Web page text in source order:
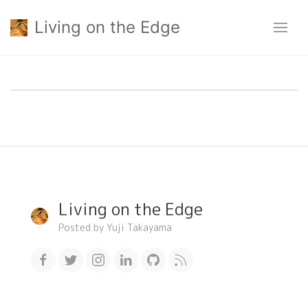
Living on the Edge
Living on the Edge
Posted by Yuji Takayama